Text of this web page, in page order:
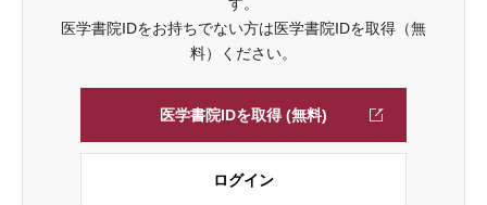
医学書院IDをお持ちでない方は医学書院IDを取得（無
料）ください。
医学書院IDを取得 (無料)
ログイン